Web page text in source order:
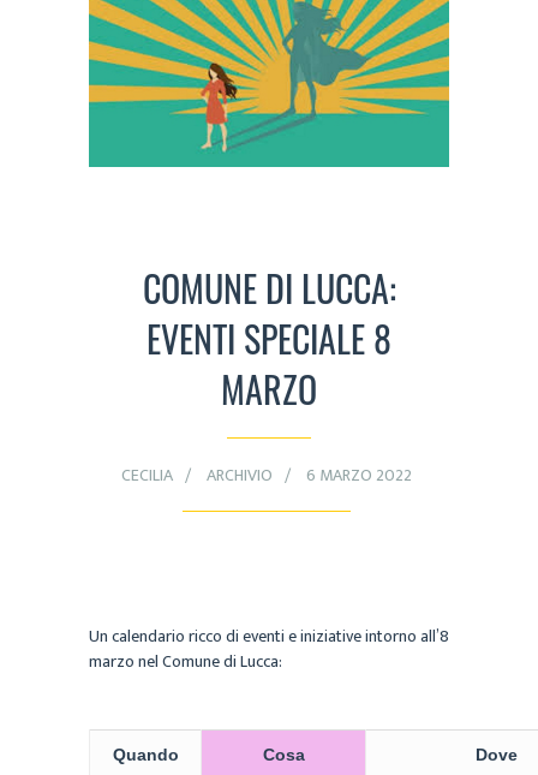
COMUNE DI LUCCA:
EVENTI SPECIALE 8
MARZO
CECILIA ARCHIVIO 6 MARZO 2022
Un calendario ricco di eventi e iniziative intorno all’8
marzo nel Comune di Lucca:
Quando Cosa Dove